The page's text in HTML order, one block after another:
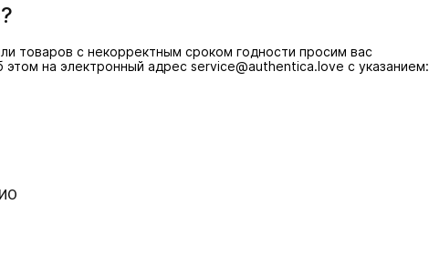
товаров с некорректным сроком годности просим вас
на электронный адрес service@authentica.love с указанием: